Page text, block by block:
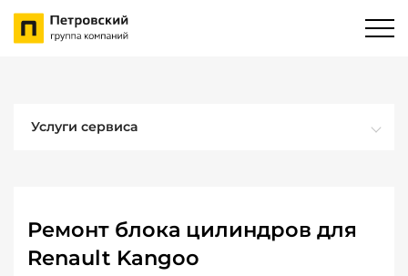
Услуги сервиса
Ремонт блока цилиндров для
Renault Kangoo